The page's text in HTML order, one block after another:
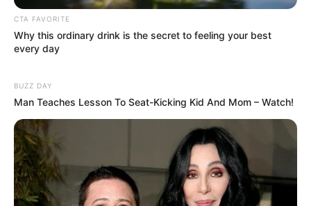
CTA FAVORITE
Why this ordinary drink is the secret to feeling your best
every day
BUZZ DAY
Man Teaches Lesson To Seat-Kicking Kid And Mom – Watch!